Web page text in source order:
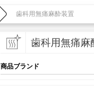
歯科用無痛麻酔装置
歯科用無痛麻
商品ブランド